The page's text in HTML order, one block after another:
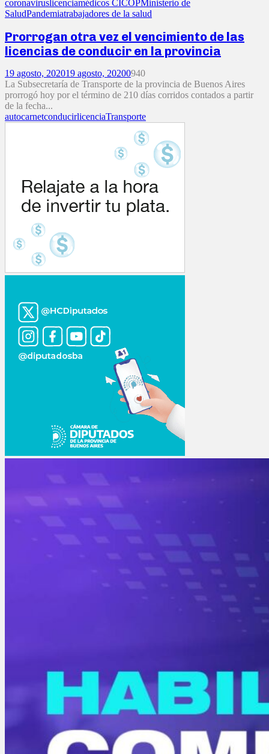
coronavirus licenciamédicos CICOPMinisterio de
SaludPandemiatrabajadores de la salud
Prorrogan otra vez el vencimiento de las
licencias de conducir en la provincia
19 agosto, 202019 agosto, 20200940
La Subsecretaría de Transporte de la provincia de Buenos Aires
prorrogó hoy por el término de 210 días corridos contados a partir
de la fecha...
autocarnetconducirlicenciaTransporte